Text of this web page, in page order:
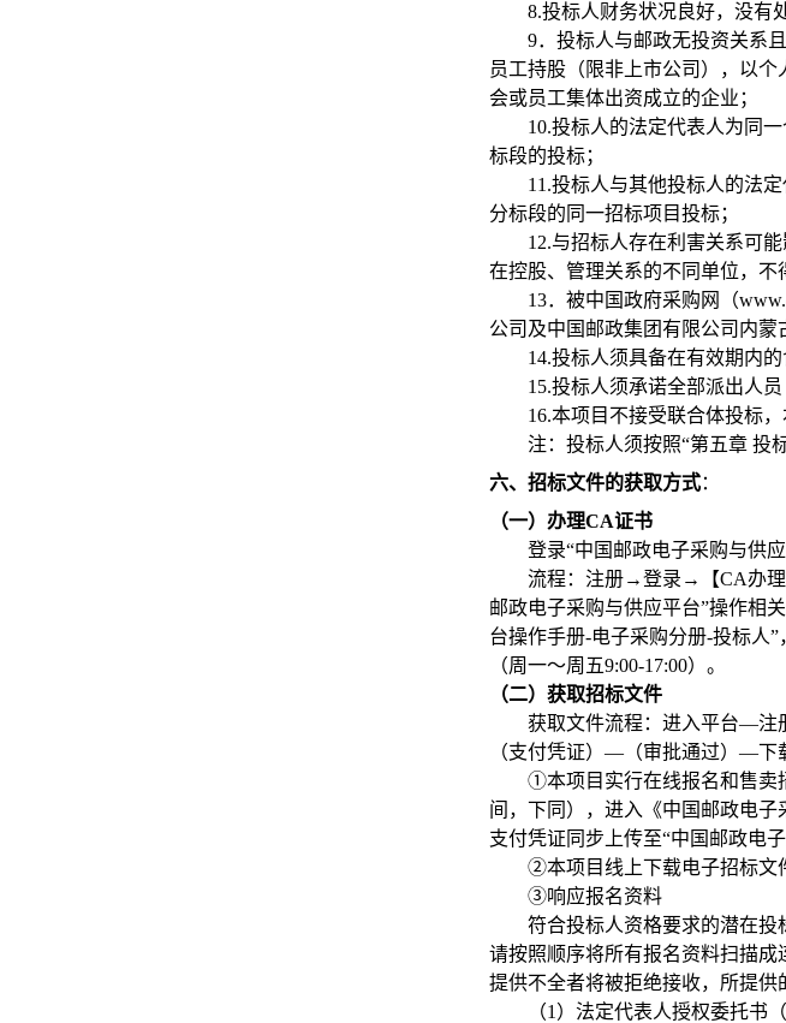
8.投标人财务状况良好，没有
9．投标人与邮政无投资关系
员工持股（限非上市公司），以
会或员工集体出资成立的企业；
10.投标人的法定代表人为同
标段的投标；
11.投标人与其他投标人的法
分标段的同一招标项目投标；
12.与招标人存在利害关系可
在控股、管理关系的不同单位，不
13．被中国政府采购网（
公司及中国邮政集团有限公司内蒙
14.投标人须具备在有效期内
15.投标人须承诺全部派出人
16.本项目不接受联合体投标
注：投标人须按照“第五章 投
六、招标文件的获取方式：
（一）办理CA证书
登录“中国邮政电子采购与供
流程：注册→登录→【CA办
邮政电子采购与供应平台”操作相
台操作手册-电子采购分册-投标人”
（周一～周五9:00-17:00） 。
（二）获取招标文件
获取文件流程：进入平台—
（支付凭证）—（审批通过）—下
①本项目实行在线报名和售卖
间，下同），进入《中国邮政电子
支付凭证同步上传至“中国邮政电
②本项目线上下载电子招标文
③响应报名资料
符合投标人资格要求的潜在投
请按照顺序将所有报名资料扫描成
提供不全者将被拒绝接收，所提供
（1）法定代表人授权委托书